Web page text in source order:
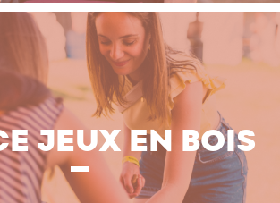
JEUX EN BOIS